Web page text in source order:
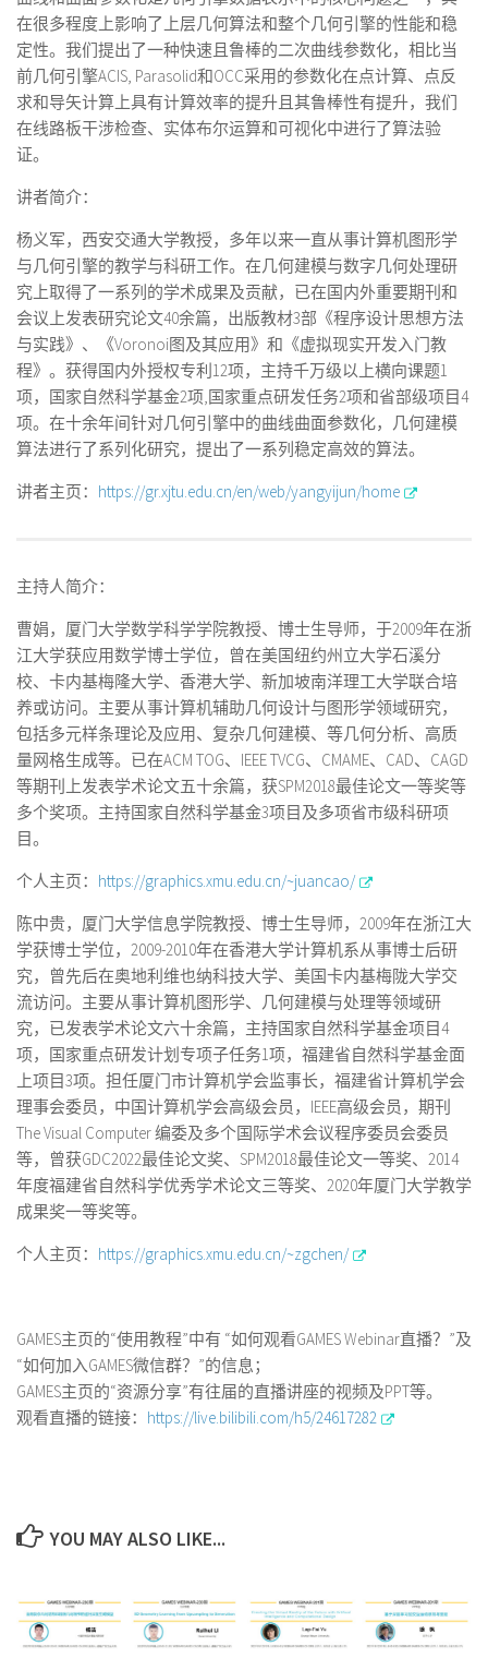
在很多程度上影响了上层几何算法和整个几何引擎的性能和稳
定性。我们提出了一种快速且鲁棒的二次曲线参数化，相比当
前几何引擎ACIS, Parasolid和OCC采用的参数化在点计算、点反
求和导矢计算上具有计算效率的提升且其鲁棒性有提升，我们
在线路板干涉检查、实体布尔运算和可视化中进行了算法验
证。
讲者简介：
杨义军，西安交通大学教授，多年以来一直从事计算机图形学
与几何引擎的教学与科研工作。在几何建模与数字几何处理研
究上取得了一系列的学术成果及贡献，已在国内外重要期刊和
会议上发表研究论文40余篇，出版教材3部《程序设计思想方法
与实践》、《Voronoi图及其应用》和《虚拟现实开发入门教
程》。获得国内外授权专利12项，主持千万级以上横向课题1
项，国家自然科学基金2项,国家重点研发任务2项和省部级项目4
项。在十余年间针对几何引擎中的曲线曲面参数化，几何建模
算法进行了系列化研究，提出了一系列稳定高效的算法。
讲者主页： https://gr.xjtu.edu.cn/en/web/yangyijun/home
主持人简介：
曹娟，厦门大学数学科学学院教授、博士生导师，于2009年在浙
江大学获应用数学博士学位，曾在美国纽约州立大学石溪分
校、卡内基梅隆大学、香港大学、新加坡南洋理工大学联合培
养或访问。主要从事计算机辅助几何设计与图形学领域研究，
包括多元样条理论及应用、复杂几何建模、等几何分析、高质
量网格生成等。已在ACM TOG、IEEE TVCG、CMAME、CAD、CAGD
等期刊上发表学术论文五十余篇，获SPM2018最佳论文一等奖等
多个奖项。主持国家自然科学基金3项目及多项省市级科研项
目。
个人主页： https://graphics.xmu.edu.cn/~juancao/
陈中贵，厦门大学信息学院教授、博士生导师，2009年在浙江大
学获博士学位，2009-2010年在香港大学计算机系从事博士后研
究，曾先后在奥地利维也纳科技大学、美国卡内基梅陇大学交
流访问。主要从事计算机图形学、几何建模与处理等领域研
究，已发表学术论文六十余篇，主持国家自然科学基金项目4
项，国家重点研发计划专项子任务1项，福建省自然科学基金面
上项目3项。担任厦门市计算机学会监事长，福建省计算机学会
理事会委员，中国计算机学会高级会员，IEEE高级会员，期刊
The Visual Computer 编委及多个国际学术会议程序委员会委员
等，曾获GDC2022最佳论文奖、SPM2018最佳论文一等奖、2014
年度福建省自然科学优秀学术论文三等奖、2020年厦门大学教学
成果奖一等奖等。
个人主页： https://graphics.xmu.edu.cn/~zgchen/
GAMES主页的“使用教程”中有 “如何观看GAMES Webinar直播？”及
“如何加入GAMES微信群？”的信息；
GAMES主页的“资源分享”有往届的直播讲座的视频及PPT等。
观看直播的链接： https://live.bilibili.com/h5/24617282
YOU MAY ALSO LIKE...